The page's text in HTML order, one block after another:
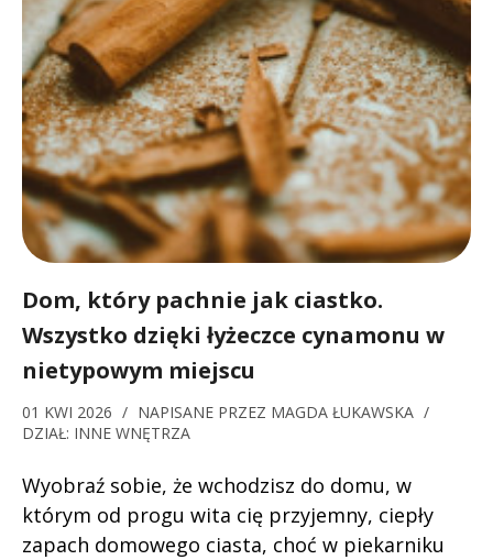
Dom, który pachnie jak ciastko.
Wszystko dzięki łyżeczce cynamonu w
nietypowym miejscu
01 KWI 2026 / NAPISANE PRZEZ MAGDA ŁUKAWSKA /
DZIAŁ: INNE WNĘTRZA
Wyobraź sobie, że wchodzisz do domu, w
którym od progu wita cię przyjemny, ciepły
zapach domowego ciasta, choć w piekarniku